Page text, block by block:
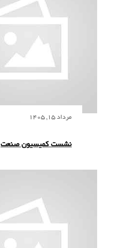
مرداد 15, 1405
نشست کمیسیون صنعت